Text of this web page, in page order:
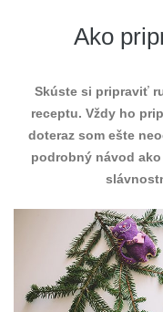
Ako
Skúste si pripraviť
receptu. Vždy ho
doteraz som ešte
podrobný návod